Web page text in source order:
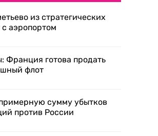
из стратегических
с аэропортом
Франция готова продать
флот
сумму убытков
против России